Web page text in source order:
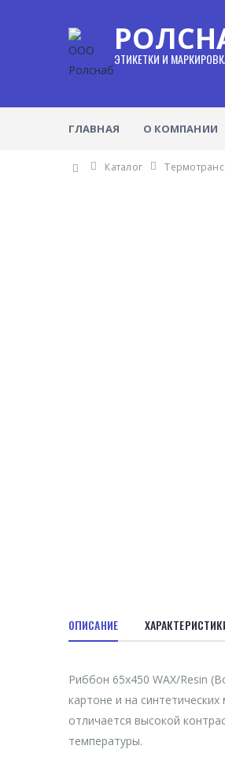
ЭТИКЕТКИ И
ГЛАВНАЯ О КОМПАНИИ
Каталог
ОПИСАНИЕ
Риббон 65х450 WAX/Resin
картоне и на
отличается высокой
температуры.